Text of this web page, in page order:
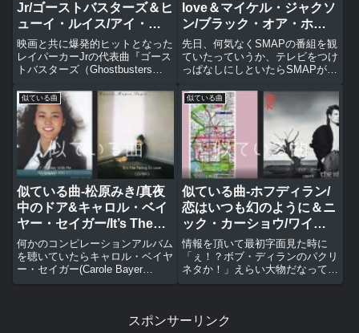
Jr/ゴーストバスターズ＆ヒ
ューイ・ルイス/アイ・ウ
ォント・ア・ニュー・ドラ
ッグ＆M/ポップ・ミューヂ
ック
映画と共に爆発的ヒットとなった
レイパーカーJrの代表曲『ゴース
トバスターズ（Ghostbusters
い出してしまう曲がある。それ
は、日本でもCMソングで起用さ
れたMの代表曲である『ポップ・
ミューヂック（Pop...
love＆マイケル・ジャクソ
ン/ブラック・オア・ホワ
イト
先日、何気なくSMAPの番組を観
ていたっていうか、テレビをつけ
っぱなしにしといたらSMAPが新
れはマイケル・ジャクソンの『ブ
ラック・オア・ホワイト-Black
Or White』のカバーなんだな」と
思ったら字幕...
似ている曲
似ている曲-松原みき/真夜
中のドア&キャロル・ベイ
ヤー・セイガー/It’s The
Falling In Love
何かのコンピレーションアルバム
を聴いていたらキャロル・ベイヤ
ー・セイガー(Carole Bayer
Sager)の『It's The Falling In
かで聴いた事あるよな？って考え
似ている曲
似ている曲-ホフディラン/
恋はいつも幻のように＆ニ
ック・カーショウ/ワイ
ド・ボーイ
情報を頂いて最初字面見た時に
「ぇ！？ボブ・ディランのパクリ
ネタか！」えらい大物だなって思
ったらボブじゃなくホフディラン
おりすがりさん元ネタのBメロを
スポンサーリンク